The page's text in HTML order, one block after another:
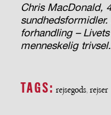
Chris MacDonald,
forhandling –
menneskelig trivsel.
TAGS: rejsegods, rejser